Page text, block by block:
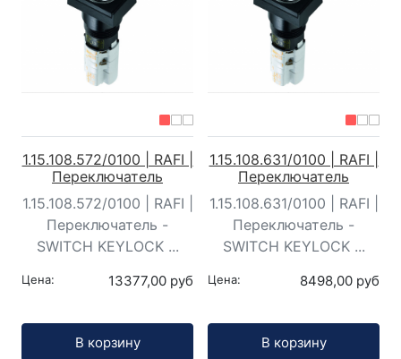
1.15.108.572/0100 | RAFI |
Переключатель
1.15.108.572/0100 | RAFI |
Переключатель -
SWITCH KEYLOCK ...
Цена: 13377,00 руб
В корзину
1.15.108.631/0100 | RAFI |
Переключатель
1.15.108.631/0100 | RAFI |
Переключатель -
SWITCH KEYLOCK ...
Цена: 8498,00 руб
В корзину